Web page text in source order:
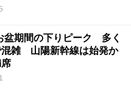
盆期間の下りピーク 多く
混雑 山陽新幹線は始発か